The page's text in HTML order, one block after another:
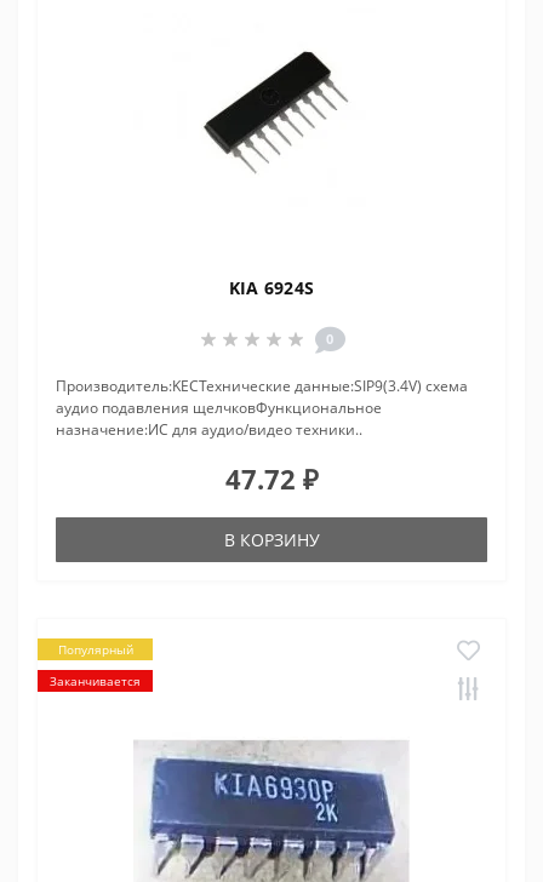
KIA 6924S
0
Производитель:KECТехнические данные:SIP9(3.4V) схема
аудио подавления щелчковФункциональное
назначение:ИС для аудио/видео техники..
47.72 ₽
В КОРЗИНУ
Популярный
Заканчивается